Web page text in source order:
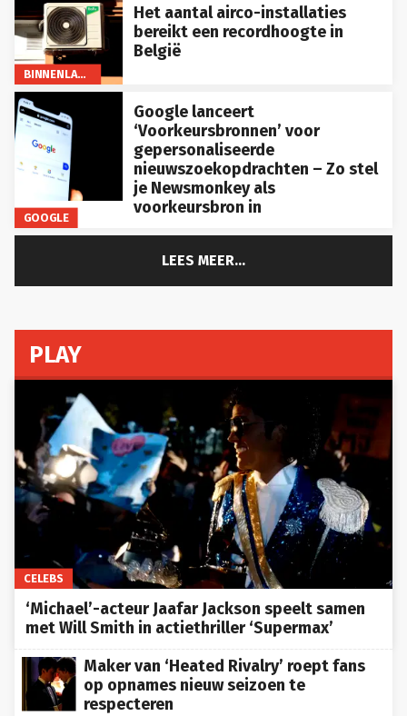
BINNENLAND
Het aantal airco-installaties
bereikt een recordhoogte in
België
GOOGLE
Google lanceert
‘Voorkeursbronnen’ voor
gepersonaliseerde
nieuwszoekopdrachten – Zo stel
je Newsmonkey als
voorkeursbron in
LEES MEER...
PLAY
CELEBS
‘Michael’-acteur Jaafar Jackson speelt samen
met Will Smith in actiethriller ‘Supermax’
Maker van ‘Heated Rivalry’ roept fans
op opnames nieuw seizoen te
respecteren